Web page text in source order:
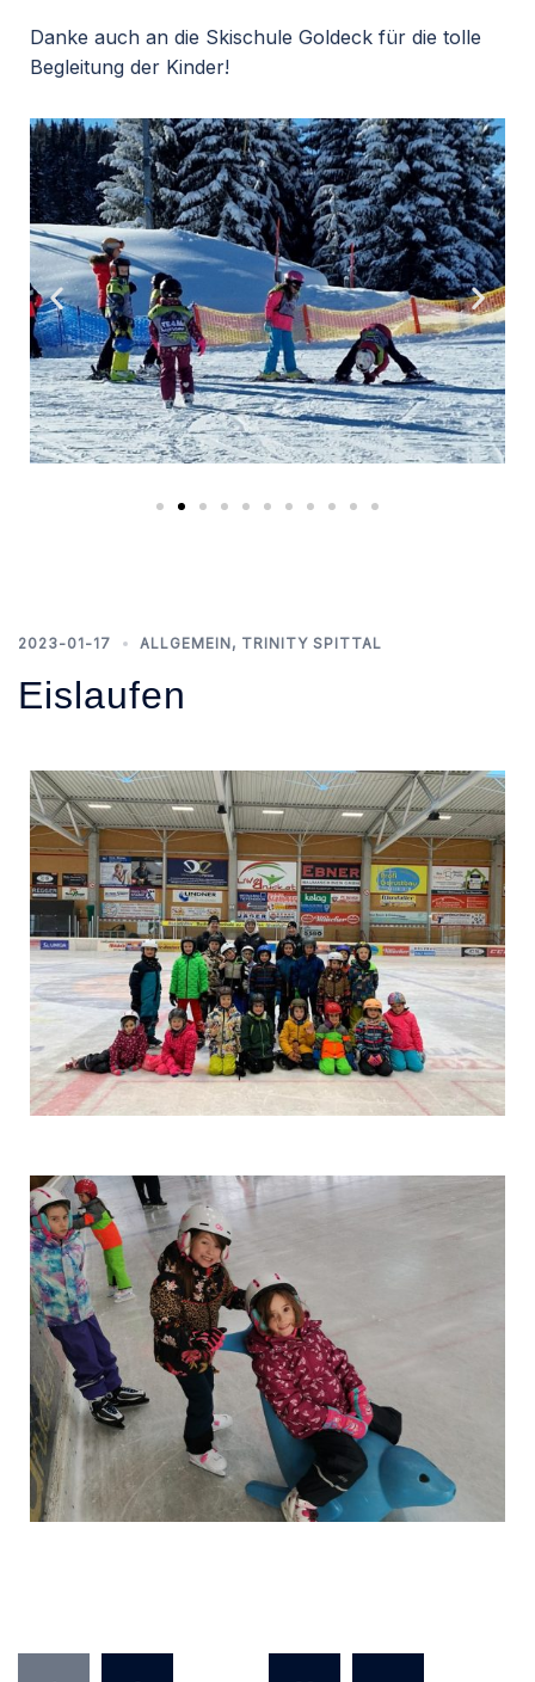
Danke auch an die Skischule Goldeck für die tolle
Begleitung der Kinder!
2023-01-17 ALLGEMEIN, TRINITY SPITTAL
Eislaufen